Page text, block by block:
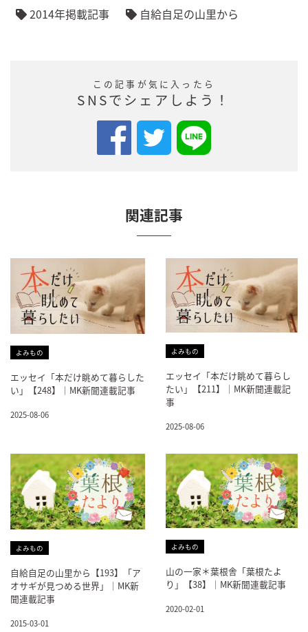
2014年掲載記事 自給自足の山里から
この記事が気に入ったら
SNSでシェアしよう！
関連記事
よみもの
エッセイ「本だけ眺めて暮らした
い」【248】｜MK新聞連載記事
2025-08-06
よみもの
エッセイ「本だけ眺めて暮らし
たい」【211】｜MK新聞連載記
事
2025-08-06
よみもの
自給自足の山里から【193】「ア
オサギが見つめる世界」｜MK新
聞連載記事
2015-03-01
よみもの
山の一家＊葉根舎「葉根たよ
り」【38】｜MK新聞連載記事
2020-02-01